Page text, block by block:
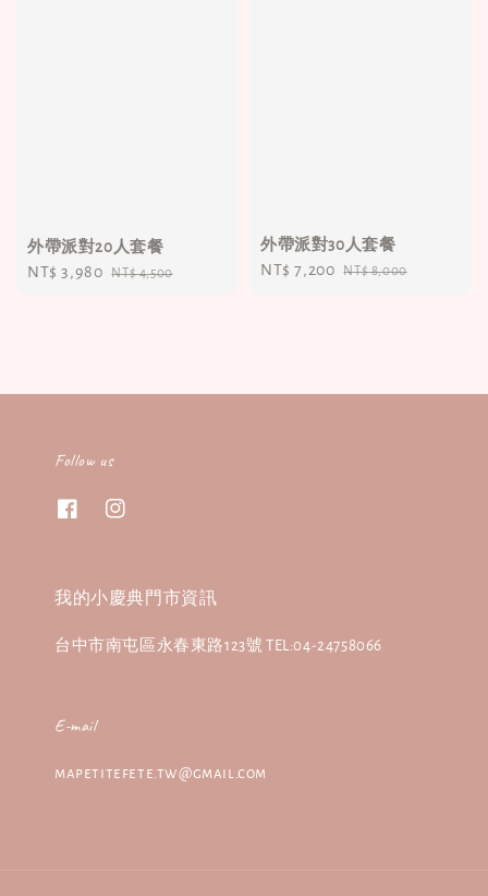
外帶派對20人套餐
Sale
NT$ 3,980 Regular
NT$ 4,500
外帶派對30人套餐
Sale
NT$ 7,200 Regular
NT$ 8,000
Follow us
我的小慶典門市資訊
台中市南屯區永春東路123號 TEL:04-24758066
E-mail
mapetitefete.tw@gmail.com